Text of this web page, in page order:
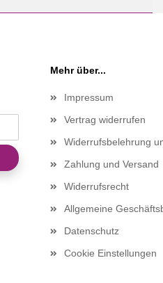
Mehr über...
Impressum
Vertrag widerrufen
Widerrufsbelehrung
Zahlung und Versand
Widerrufsrecht
Allgemeine
Datenschutz
Cookie Einstellungen